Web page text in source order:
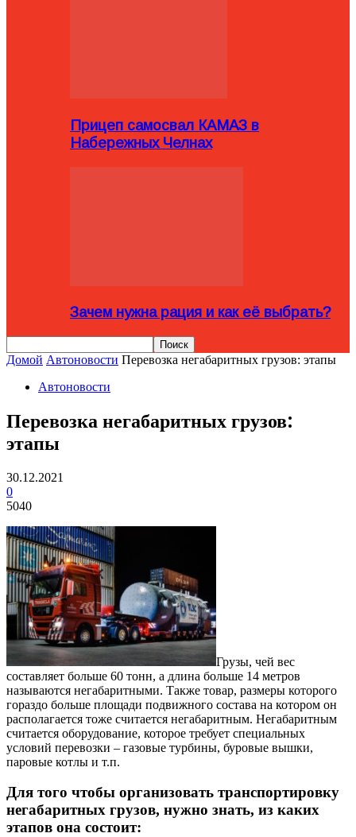
Прицеп самосвал КАМАЗ в
Набережных Челнах
Зачем нужна рация и как её выбрать?
Домой Автоновости Перевозка негабаритных грузов: этапы
Автоновости
Перевозка негабаритных грузов:
этапы
30.12.2021
0
5040
Грузы, чей вес
составляет больше 60 тонн, а длина больше 14 метров
называются негабаритными. Также товар, размеры которого
гораздо больше площади подвижного состава на котором он
располагается тоже считается негабаритным. Негабаритным
считается оборудование, которое требует специальных
условий перевозки – газовые турбины, буровые вышки,
паровые котлы и т.п.
Для того чтобы организовать транспортировку
негабаритных грузов, нужно знать, из каких
этапов она состоит: